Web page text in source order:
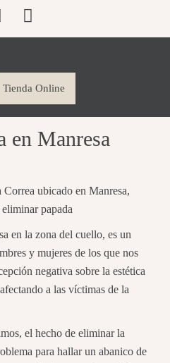
b
I
n
t
a
g
r
a
Tienda Online
en Manresa
ubicado en Manresa,
papada
en la zona del cuello, es un
y mujeres de los que nos
negativa sobre la estética
a las víctimas de la
el hecho de eliminar la
para hallar un abanico de